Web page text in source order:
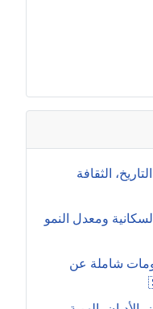
الثقافة
– الساعة السكانية ومعدل النمو
شاملة عن